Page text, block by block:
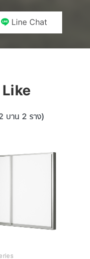
Line Chat
บาน 2 ราง)